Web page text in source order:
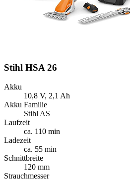
Stihl HSA 26
Akku
10,8 V, 2,1 Ah
Akku Familie
Stihl AS
Laufzeit
ca. 110 min
Ladezeit
ca. 55 min
Schnittbreite
120 mm
Strauchmesser